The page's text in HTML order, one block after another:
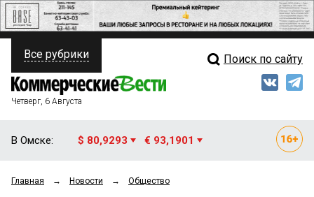
ПОЛИТИКА
ФИНАНСЫ
ОБЩЕСТВО
Свежий выпуск
Все рубрики Поиск по сайту
Четверг, 6 Августа
В Омске: $ 80,9293 € 93,1901
Главная → Новости → Общество